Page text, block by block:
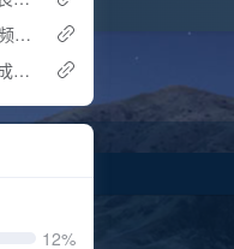
关于OPENWRT在某些视频站出现加载慢的问题。
什么时候起，无广告已经成为了一项奢侈品？
12%